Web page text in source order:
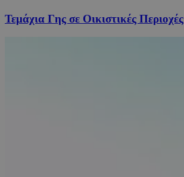
Τεμάχια Γης σε Οικιστικές Περιοχές